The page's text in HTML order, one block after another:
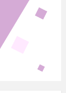
в
стороні
щоб